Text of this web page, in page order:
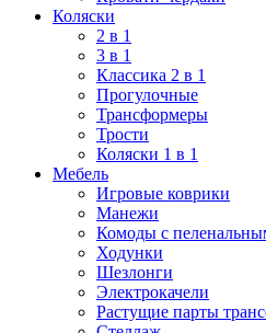
Коляски
2 в 1
3 в 1
Классика 2 в 1
Прогулочные
Трансформеры
Трости
Коляски 1 в 1
Мебель
Игровые коврики
Манежи
Комоды с
Ходунки
Шезлонги
Электрокачели
Растущие парты